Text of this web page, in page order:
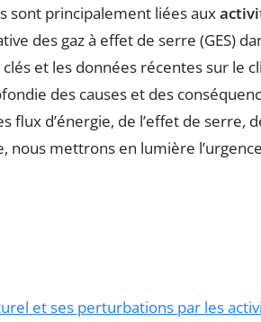
sont principalement liées aux
des gaz à effet de serre (GES)
et les données récentes sur le
des causes et des
flux d’énergie, de l’effet de serre,
mettrons en lumière
et ses perturbations par les